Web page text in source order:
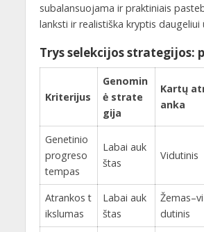
subalansuojama ir praktiniais
lanksti ir realistiška kryptis daugeliui
Trys selekcijos strategijos:
Kriterijus
Genomin
ė strate
gija
Kartų
anka
Genetinio
progreso
tempas
Labai auk
štas
Vidutinis
Atrankos t
ikslumas
Labai auk
štas
Žemas–vi
dutinis